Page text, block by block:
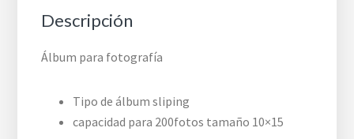
Descripción
Álbum para fotografía
Tipo de álbum sliping
capacidad para 200fotos tamaño 10×15